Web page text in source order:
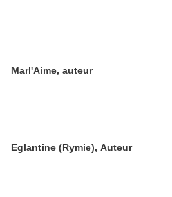
Marl'Aime, auteur
Eglantine (Rymie), Auteur